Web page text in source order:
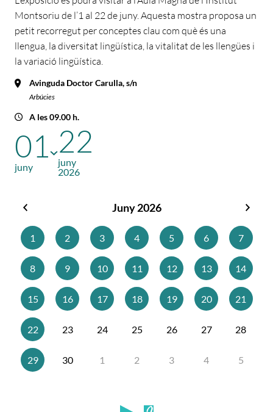
Montsoriu de l’1 al 22 de juny. Aquesta mostra proposa un
petit recorregut per conceptes clau com què és una
llengua, la diversitat lingüística, la vitalitat de les llengües i
la variació lingüística.
Avinguda Doctor Carulla, s/n
Arbúcies
A les 09.00 h.
01
juny
22
juny
2026
Juny 2026
1
2 3 4 5 6 7
8 9 10 11 12 13 14
15 16 17 18 19 20 21
22 23 24 25 26 27 28
29 30 1 2 3 4 5